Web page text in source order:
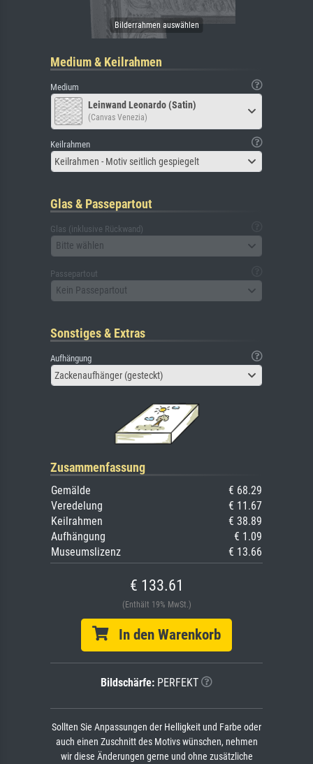
Medium & Keilrahmen
Medium
Leinwand Leonardo (Satin)
(Canvas Venezia)
Keilrahmen
Keilrahmen - Motiv seitlich gespiegelt
Glas & Passepartout
Glas (inklusive Rückwand)
Bitte wählen
Passepartout
Kein Passepartout
Sonstiges & Extras
Aufhängung
Zackenaufhänger (gesteckt)
Zusammenfassung
Gemälde
€ 68.29
Veredelung
€ 11.67
Keilrahmen
€ 38.89
Aufhängung
€ 1.09
Museumslizenz
€ 13.66
€ 133.61
(Enthält 19% MwSt.)
In den Warenkorb
Bildschärfe: PERFEKT
Sollten Sie Anpassungen der Helligkeit und Farbe oder
auch einen Zuschnitt des Motivs wünschen, nehmen
wir diese Änderungen gerne und ohne zusätzliche